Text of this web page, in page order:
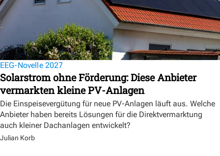
EEG-Novelle 2027
Solarstrom ohne Förderung: Diese Anbieter
vermarkten kleine PV-Anlagen
Die Einspeisevergütung für neue PV-Anlagen läuft aus. Welche
Anbieter haben bereits Lösungen für die Direktvermarktung
auch kleiner Dachanlagen entwickelt?
Julian Korb